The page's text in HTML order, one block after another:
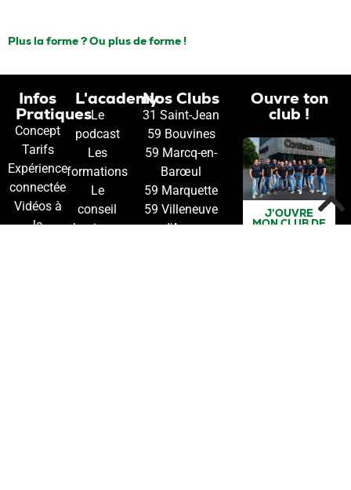
Plus la forme ? Ou plus de forme !
Infos
Pratiques
Concept
Tarifs
Expérience
connectée
Vidéos à
la
L'academy
Le
podcast
Les
formations
Le
conseil
business
Nos Clubs
31 Saint-Jean
59 Bouvines
59 Marcq-en-
Barœul
59 Marquette
59 Villeneuve
d'Ascq
Ouvre ton
club !
J’OUVRE
MON CLUB DE